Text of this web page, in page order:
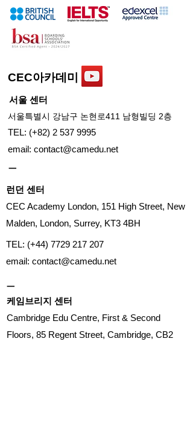
CEC아카데미
서울 센터
서울특별시 강남구 논현로411 남형빌딩 2층
TEL: (+82) 2 537 9995
email: contact@camedu.net
ㅡ
런던 센터
CEC Academy London, 151 High Street, New
Malden, London, Surrey, KT3 4BH
TEL: (+44) 7729 217 207
email: contact@camedu.net
ㅡ
​케임브리지 센터
Cambridge Edu Centre, First & Second
Floors, 85 Regent Street, Cambridge, CB2